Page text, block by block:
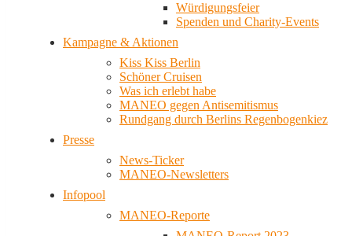
Würdigungsfeier
Spenden und Charity-Events
Kampagne & Aktionen
Kiss Kiss Berlin
Schöner Cruisen
Was ich erlebt habe
MANEO gegen Antisemitismus
Rundgang durch Berlins Regenbogenkiez
Presse
News-Ticker
MANEO-Newsletters
Infopool
MANEO-Reporte